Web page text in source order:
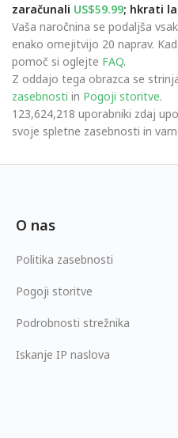
zaračunali US$59.99; hkrati
Vaša naročnina se podaljša
enako omejitvijo 20 naprav.
pomoč si oglejte FAQ.
Z oddajo tega obrazca se
zasebnosti in Pogoji storitve.
123,624,218 uporabniki zdaj
svoje spletne zasebnosti in
O nas
Politika zasebnosti
Pogoji storitve
Podrobnosti strežnika
Iskanje IP naslova